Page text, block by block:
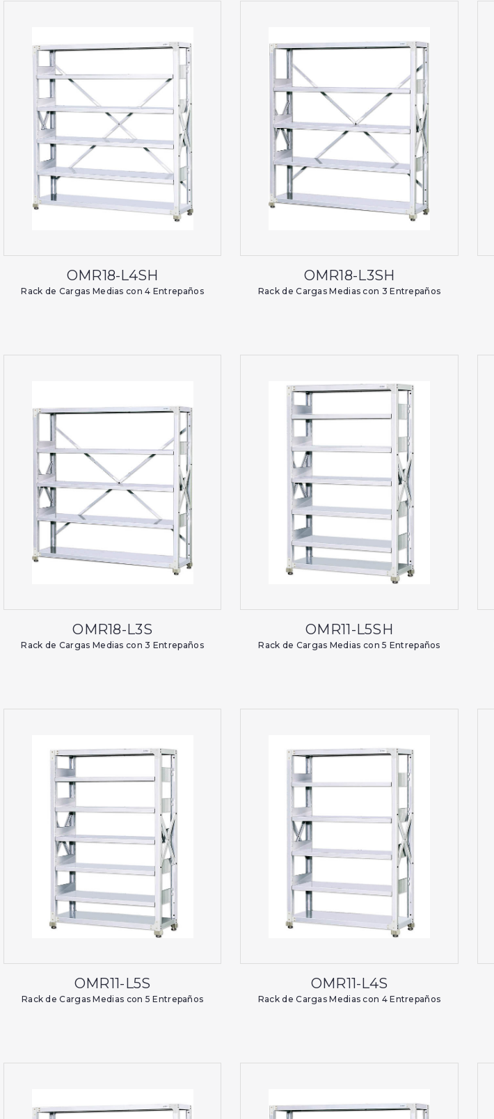
OMR18-L4SH
Rack de Cargas Medias con 4 Entrepaños
OMR18-L3SH
Rack de Cargas Medias con 3 Entrepaños
OMR18-L3S
Rack de Cargas Medias con 3 Entrepaños
OMR11-L5SH
Rack de Cargas Medias con 5 Entrepaños
OMR11-L5S
Rack de Cargas Medias con 5 Entrepaños
OMR11-L4S
Rack de Cargas Medias con 4 Entrepaños